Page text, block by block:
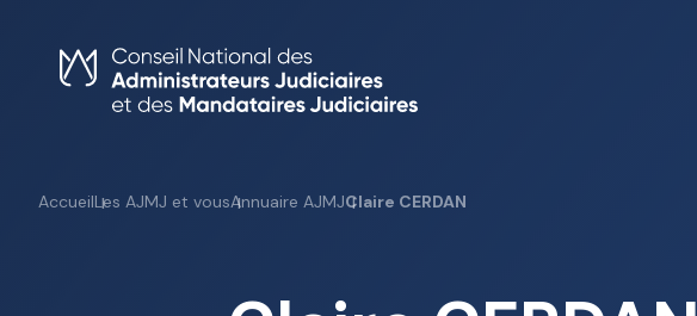
content
AccueilLes AJMJ et vousAnnuaire AJMJClaire CERDAN